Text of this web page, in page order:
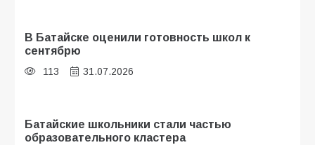
В Батайске оценили готовность школ к
сентябрю
113 31.07.2026
Батайские школьники стали частью
образовательного кластера